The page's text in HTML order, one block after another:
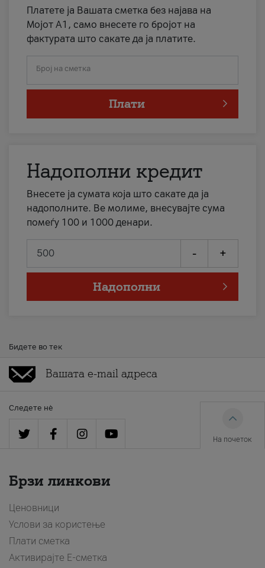
Платете ја Вашата сметка без најава на
Мојот А1, само внесете го бројот на
фактурата што сакате да ја платите.
Број на сметка
Плати
Надополни кредит
Внесете ја сумата која што сакате да ја
надополните. Ве молиме, внесувајте сума
помеѓу 100 и 1000 денари.
- +
Надополни
Бидете во тек
Следете нè
На почеток
Брзи линкови
Ценовници
Услови за користење
Плати сметка
Активирајте Е-сметка